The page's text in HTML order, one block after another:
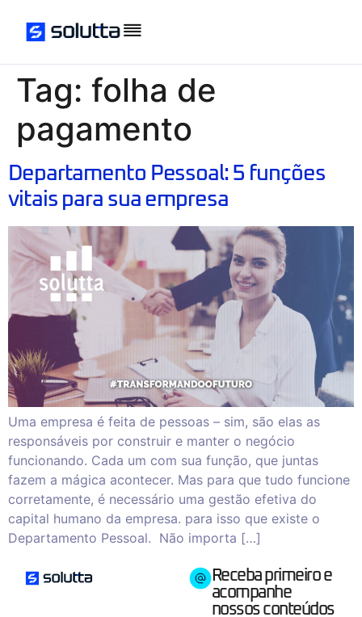
Tag: folha de
pagamento
Departamento Pessoal: 5 funções
vitais para sua empresa
Uma empresa é feita de pessoas – sim, são elas as
responsáveis por construir e manter o negócio
funcionando. Cada um com sua função, que juntas
fazem a mágica acontecer. Mas para que tudo funcione
corretamente, é necessário uma gestão efetiva do
capital humano da empresa. para isso que existe o
Departamento Pessoal. Não importa […]
Receba primeiro e
acompanhe
nossos conteúdos